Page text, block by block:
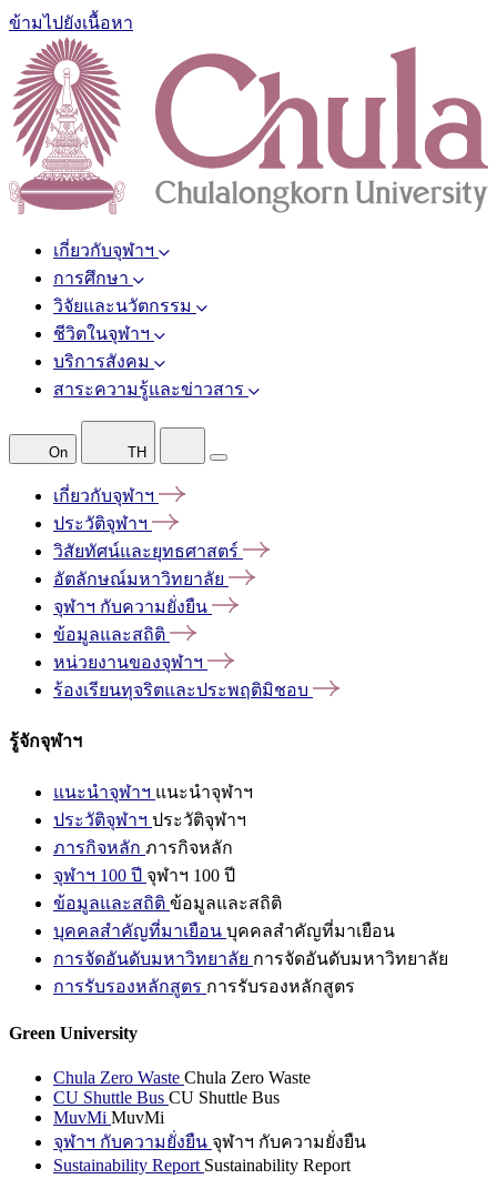
ข้ามไปยังเนื้อหา
เกี่ยวกับจุฬาฯ
การศึกษา
วิจัยและนวัตกรรม
ชีวิตในจุฬาฯ
บริการสังคม
สาระความรู้และข่าวสาร
On TH
เกี่ยวกับจุฬาฯ
ประวัติจุฬาฯ
วิสัยทัศน์และยุทธศาสตร์
อัตลักษณ์มหาวิทยาลัย
จุฬาฯ กับความยั่งยืน
ข้อมูลและสถิติ
หน่วยงานของจุฬาฯ
ร้องเรียนทุจริตและประพฤติมิชอบ
รู้จักจุฬาฯ
แนะนำจุฬาฯ แนะนำจุฬาฯ
ประวัติจุฬาฯ ประวัติจุฬาฯ
ภารกิจหลัก ภารกิจหลัก
จุฬาฯ 100 ปี จุฬาฯ 100 ปี
ข้อมูลและสถิติ ข้อมูลและสถิติ
บุคคลสำคัญที่มาเยือน บุคคลสำคัญที่มาเยือน
การจัดอันดับมหาวิทยาลัย การจัดอันดับมหาวิทยาลัย
การรับรองหลักสูตร การรับรองหลักสูตร
Green University
Chula Zero Waste Chula Zero Waste
CU Shuttle Bus CU Shuttle Bus
MuvMi MuvMi
จุฬาฯ กับความยั่งยืน จุฬาฯ กับความยั่งยืน
Sustainability Report Sustainability Report